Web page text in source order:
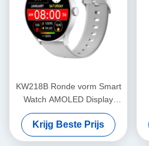
KW218B Ronde vorm Smart
Watch AMOLED Display
Stylish Smartwatch Vrouwen
Krijg Beste Prijs